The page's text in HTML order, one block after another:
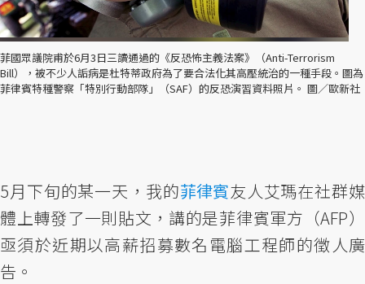
菲國眾議院甫於6月3日三讀通過的《反恐怖主義法案》（Anti-Terrorism
Bill），被不少人詬病是杜特蒂政府為了要合法化其高壓統治的一種手段。圖為
菲律賓特種警察「特別行動部隊」（SAF）的反恐演習資料照片。 圖／歐新社
5月下旬的某一天，我的菲律賓友人艾瑪在社群媒
體上轉發了一則貼文，講的是菲律賓軍方（AFP）
亟須於近期以高薪招募數名電腦工程師的徵人廣
告。